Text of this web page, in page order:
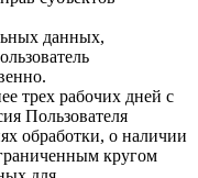
данных,
трех рабочих дней с
Пользователя
обработки, о наличии
кругом